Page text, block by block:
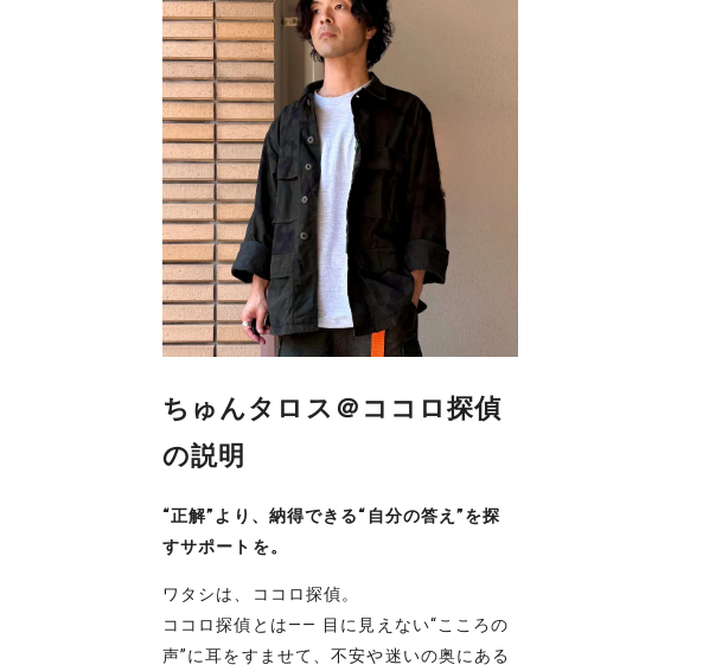
ちゅんタロス＠ココロ探偵
の説明
“正解”より、納得できる“自分の答え”を探
すサポートを。
ワタシは、ココロ探偵。
ココロ探偵とは―― 目に見えない“こころの
声”に耳をすませて、不安や迷いの奥にある